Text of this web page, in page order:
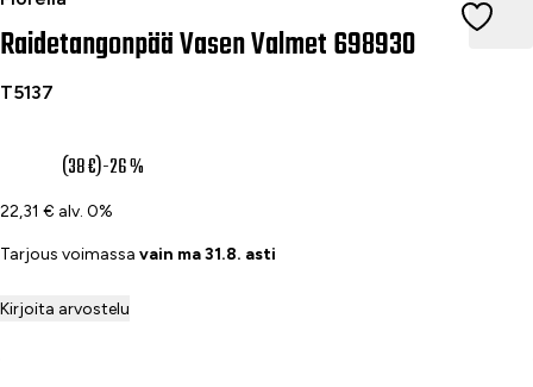
Raidetangonpää Vasen Valmet 698930
T5137
(38 €)-26 %
22,31 € alv. 0%
Tarjous voimassa vain ma 31.8. asti
Kirjoita arvostelu